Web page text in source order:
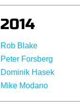
2014
Rob Blake
Peter Forsberg
Dominik Hasek
Mike Modano